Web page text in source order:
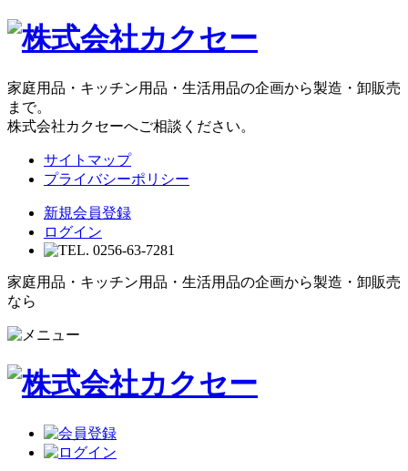
家庭用品・キッチン用品・生活用品の企画から製造・卸販売
まで。
株式会社カクセーへご相談ください。
サイトマップ
プライバシーポリシー
新規会員登録
ログイン
家庭用品・キッチン用品・生活用品の企画から製造・卸販売
なら